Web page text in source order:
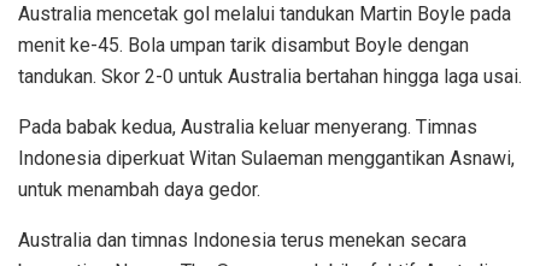
Australia mencetak gol melalui tandukan Martin Boyle pada
menit ke-45. Bola umpan tarik disambut Boyle dengan
tandukan. Skor 2-0 untuk Australia bertahan hingga laga usai.
Pada babak kedua, Australia keluar menyerang. Timnas
Indonesia diperkuat Witan Sulaeman menggantikan Asnawi,
untuk menambah daya gedor.
Australia dan timnas Indonesia terus menekan secara